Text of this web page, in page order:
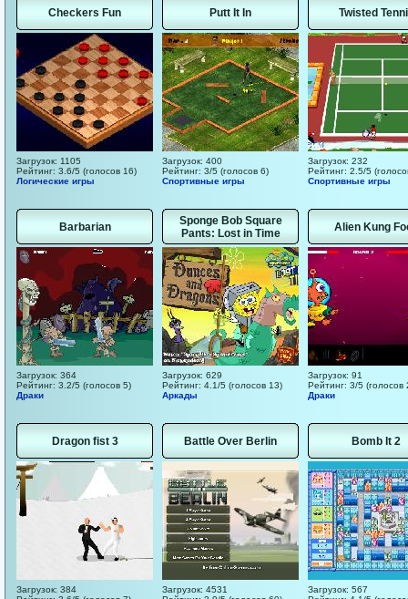
Checkers Fun
Загрузок: 1105
Рейтинг: 3.6/5 (голосов 16)
Логические игры
Putt It In
Загрузок: 400
Рейтинг: 3/5 (голосов 6)
Спортивные игры
Twisted
Загрузок: 232
Рейтинг: 2.5/5
Спортивные игры
Barbarian
Загрузок: 364
Рейтинг: 3.2/5 (голосов 5)
Драки
Sponge Bob Square
Pants: Lost in Time
Загрузок: 629
Рейтинг: 4.1/5 (голосов 13)
Аркады
Alien Kung
Загрузок: 91
Рейтинг: 3/5 (голосов
Драки
Dragon fist 3
Загрузок: 384
Battle Over Berlin
Загрузок: 4531
Bomb It 2
Загрузок: 567